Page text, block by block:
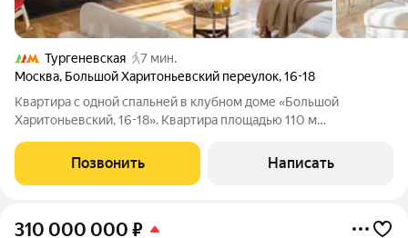
Тургеневская
7 мин.
Москва, Большой Харитоньевский переулок,16-18
Квартира с одной спальней в клубном доме «Большой
Харитоньевский, 16-18». Квартира площадью 110 м
современном стиле в светлых спокойных тонах. Установлена
система индивидуального кондиционирования.
Позвонить Написать
310 000 000 ₽